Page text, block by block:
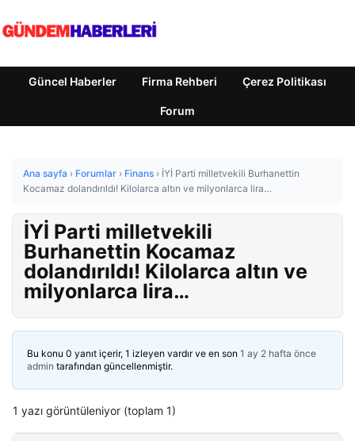
Güncel Haberler Firma Rehberi Çerez Politikası
Forum
Ana sayfa › Forumlar › Finans › İYİ Parti milletvekili Burhanettin
Kocamaz dolandırıldı! Kilolarca altın ve milyonlarca lira…
İYİ Parti milletvekili
Burhanettin Kocamaz
dolandırıldı! Kilolarca altın ve
milyonlarca lira…
Bu konu 0 yanıt içerir, 1 izleyen vardır ve en son 1 ay 2 hafta önce
admin tarafından güncellenmiştir.
1 yazı görüntüleniyor (toplam 1)